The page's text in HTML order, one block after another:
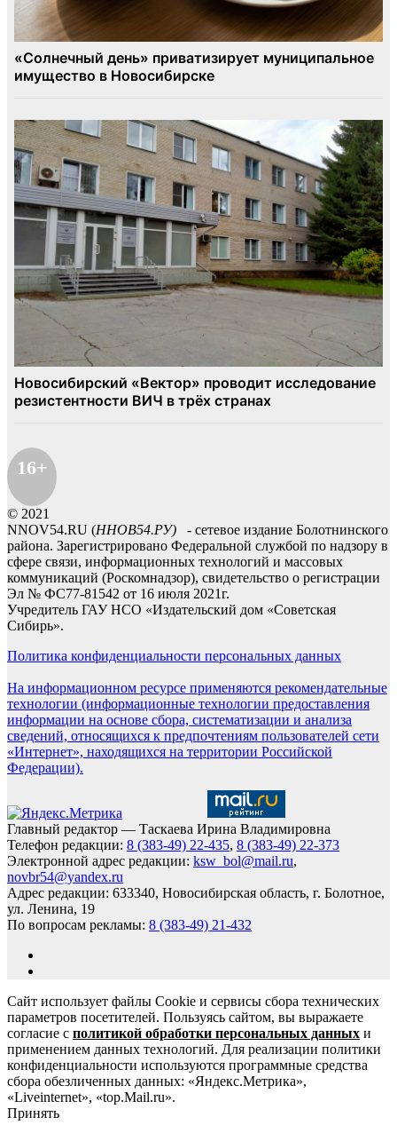
16+
© 2021
NNOV54.RU (ННОВ54.РУ) - сетевое издание Болотнинского
района. Зарегистрировано Федеральной службой по надзору в
сфере связи, информационных технологий и массовых
коммуникаций (Роскомнадзор), свидетельство о регистрации
Эл № ФС77-81542 от 16 июля 2021г.
Учредитель ГАУ НСО «Издательский дом «Советская
Сибирь».
Политика конфиденциальности персональных данных
На информационном ресурсе применяются рекомендательные
технологии (информационные технологии предоставления
информации на основе сбора, систематизации и анализа
сведений, относящихся к предпочтениям пользователей сети
«Интернет», находящихся на территории Российской
Федерации).
Главный редактор — Таскаева Ирина Владимировна
Телефон редакции: 8 (383-49) 22-435, 8 (383-49) 22-373
Электронной адрес редакции: ksw_bol@mail.ru,
novbr54@yandex.ru
Адрес редакции: 633340, Новосибирская область, г. Болотное,
ул. Ленина, 19
По вопросам рекламы: 8 (383-49) 21-432
Сайт использует файлы Cookie и сервисы сбора технических
параметров посетителей. Пользуясь сайтом, вы выражаете
согласие с политикой обработки персональных данных и
применением данных технологий. Для реализации политики
конфиденциальности используются программные средства
сбора обезличенных данных: «Яндекс.Метрика»,
«Liveinternet», «top.Mail.ru».
Принять